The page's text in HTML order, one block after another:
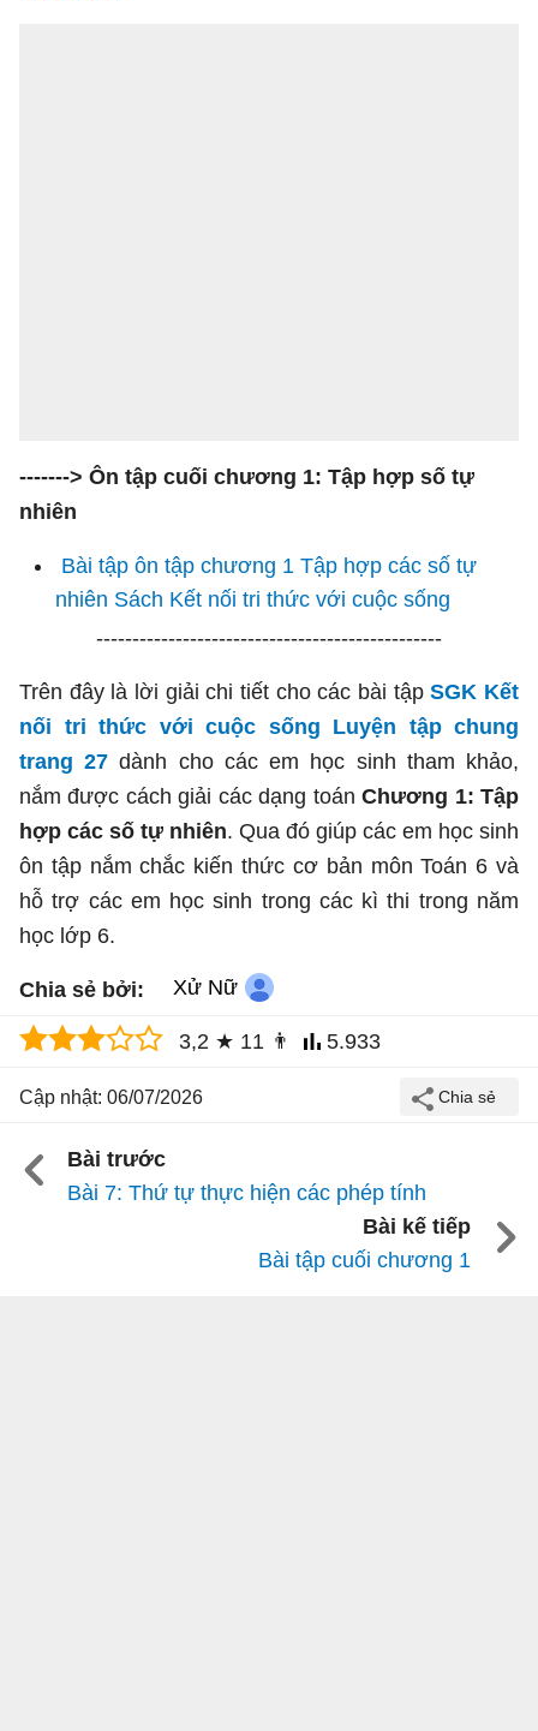
-------> Ôn tập cuối chương 1: Tập hợp số tự
nhiên
Bài tập ôn tập chương 1 Tập hợp các số tự
nhiên Sách Kết nối tri thức với cuộc sống
------------------------------------------------
Trên đây là lời giải chi tiết cho các bài tậpSGK Kết
nối tri thức với cuộc sống Luyện tập chung
trang 27dành cho các em học sinh tham khảo,
nắm được cách giải các dạng toánChương 1: Tập
hợp các số tự nhiên. Qua đó giúp các em học sinh
ôn tập nắm chắc kiến thức cơ bản môn Toán 6 và
hỗ trợ các em học sinh trong các kì thi trong năm
học lớp 6.
Chia sẻ bởi: Xử Nữ
3,2 ★ 11 👨 5.933
Cập nhật: 06/07/2026
Bài trước
Bài 7: Thứ tự thực hiện các phép tính
Bài kế tiếp
Bài tập cuối chương 1